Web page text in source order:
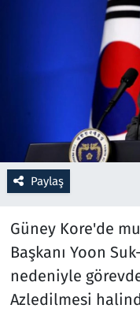
Paylaş
Güney Kore'de
Başkanı Yoon
nedeniyle
Azledilmesi
Resmi İlanlar
Rüya Tabirleri
Sağlık
Savunma Sanayi
Spor
Teknoloji ve